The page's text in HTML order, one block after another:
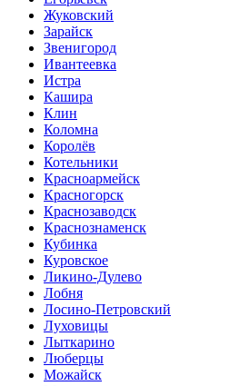
Жуковский
Зарайск
Звенигород
Ивантеевка
Истра
Кашира
Клин
Коломна
Королёв
Котельники
Красноармейск
Красногорск
Краснозаводск
Краснознаменск
Кубинка
Куровское
Ликино-Дулево
Лобня
Лосино-Петровский
Луховицы
Лыткарино
Люберцы
Можайск